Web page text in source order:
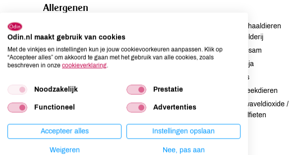
Allergenen
Ei
niet aanwezig
Gluten
niet aanwezig
Lactose
Mosterd
niet aanwezig
Noten
niet aanwezig
Schaaldieren
Selderij
Sesam
Soja
Vis
Weekdieren
Zwaveldioxide /
sulfieten
Anderen kochten ook
Odin.nl maakt gebruik van cookies
Met de vinkjes en instellingen kun je jouw cookievoorkeuren aanpassen. Klik op
“Accepteer alles” om akkoord te gaan met het gebruik van alle cookies, zoals
beschreven in onze cookieverklaring.
Noodzakelijk Prestatie
Functioneel Advertenties
Accepteer alles Instellingen opslaan
Weigeren Nee, pas aan